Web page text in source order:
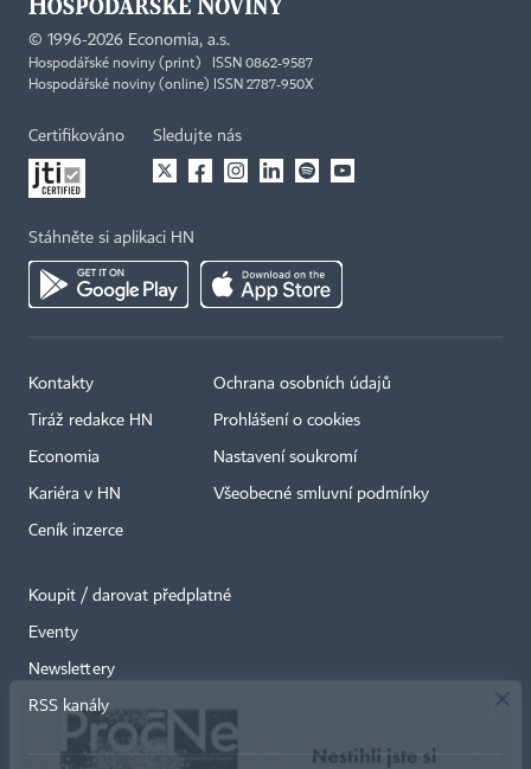
© 1996-2026 Economia, a.s.
Hospodářské noviny (print) ISSN 0862-9587
Hospodářské noviny (online) ISSN 2787-950X
Certifikováno Sledujte nás
Stáhněte si aplikaci HN
Kontakty
Tiráž redakce HN
Economia
Kariéra v HN
Ceník inzerce
Ochrana osobních údajů
Prohlášení o cookies
Nastavení soukromí
Všeobecné smluvní podmínky
Koupit / darovat předplatné
Eventy
Newslettery
RSS kanály